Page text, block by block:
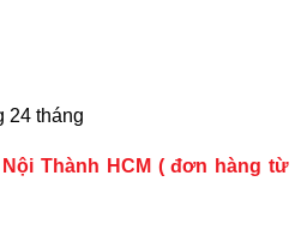
24 tháng
Thành HCM ( đơn hàng từ